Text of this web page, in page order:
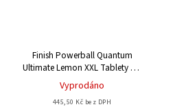
Finish Powerball Quantum
Ultimate Lemon XXL Tablety do
myčky All-in-One 82 ks
Vyprodáno
445,50 Kč bez DPH